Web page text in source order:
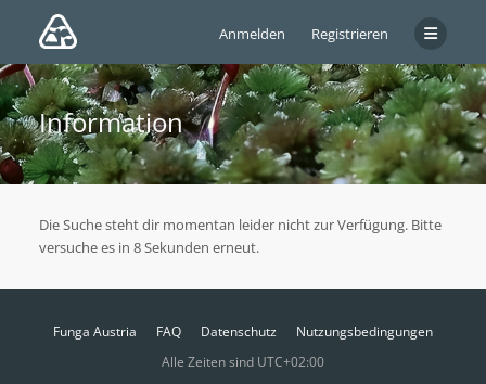
Anmelden Registrieren
Information
Die Suche steht dir momentan leider nicht zur Verfügung. Bitte
versuche es in 8 Sekunden erneut.
Funga Austria FAQ Datenschutz
Nutzungsbedingungen
Alle Zeiten sind UTC+02:00